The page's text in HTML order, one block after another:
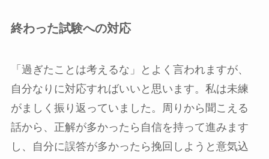
終わった試験への対応
「過ぎたことは考えるな」とよく言われますが、
自分なりに対応すればいいと思います。私は未練
がましく振り返っていました。周りから聞こえる
話から、正解が多かったら自信を持って進みます
し、自分に誤答が多かったら挽回しようと意気込